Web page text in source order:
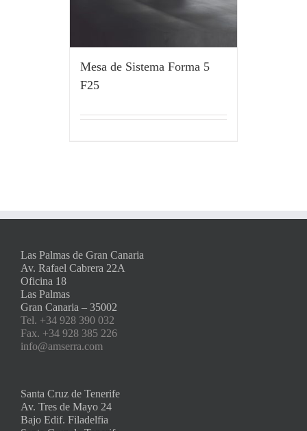
Mesa de Sistema Forma 5
F25
Las Palmas de Gran Canaria
Av. Rafael Cabrera 22A
Oficina 18
Las Palmas
Gran Canaria – 35002
Tel. +34 928 390 032
Fax. +34 928 385 226
info@amserra.com
Santa Cruz de Tenerife
Av. Tres de Mayo 24
Bajo Edif. Filadelfia